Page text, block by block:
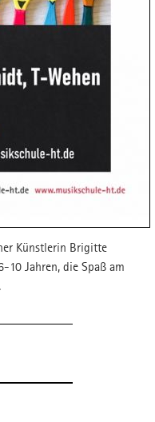
Künstlerin Brigitte
Jahren, die Spaß am